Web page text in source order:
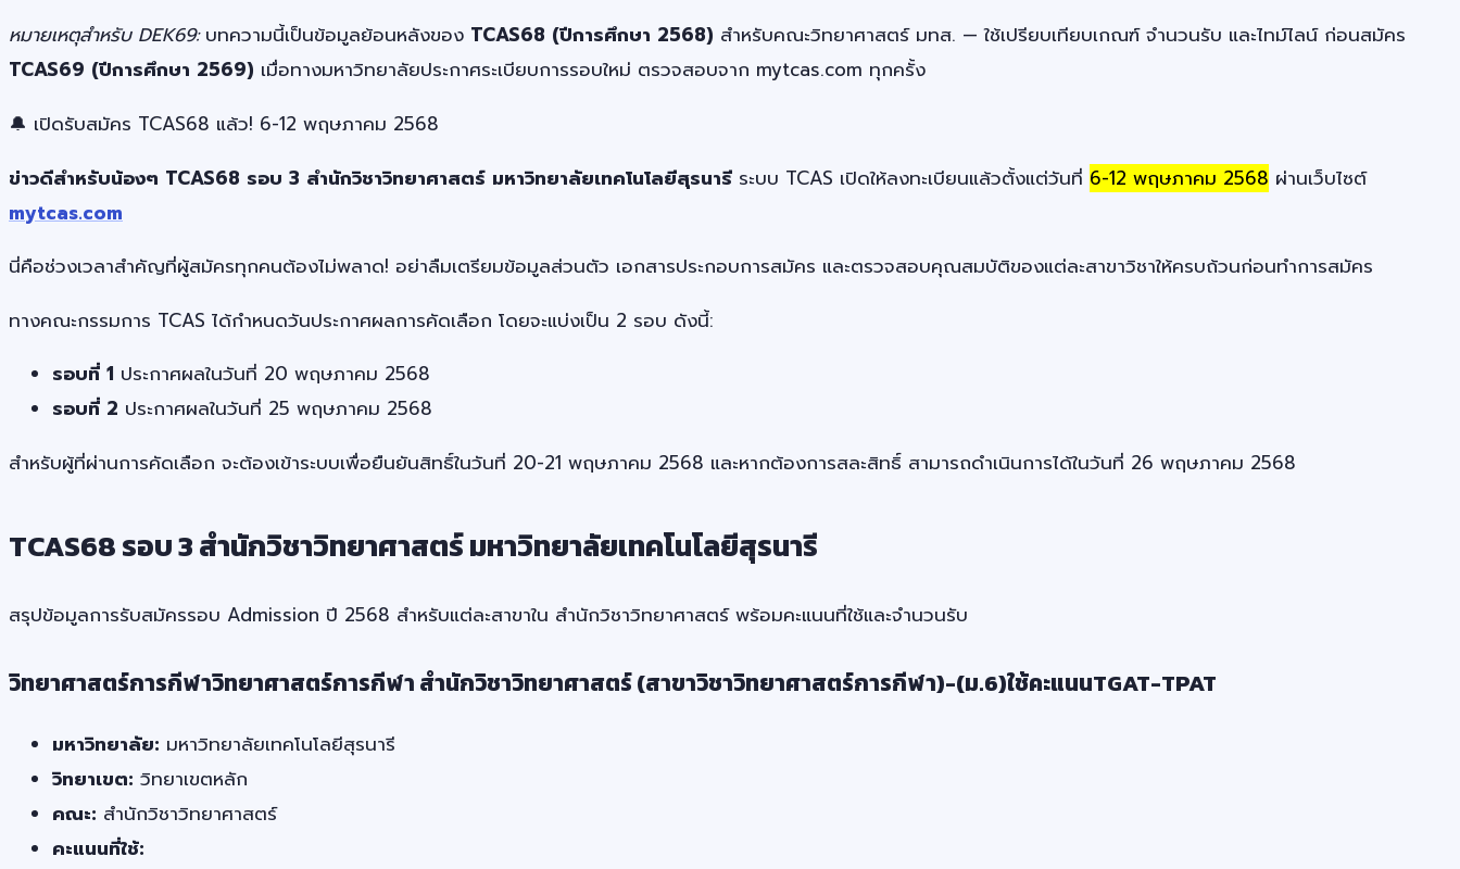
หมายเหตุสำหรับ DEK69:บทความนี้เป็นข้อมูลย้อนหลังของ TCAS68 (ปีการศึกษา 2568) สำหรับคณะวิทยาศาสตร์ มทส. — ใช้เปรียบเทียบเกณฑ์ จำนวนรับ และไทม์ไลน์ ก่อนสมัคร
TCAS69 (ปีการศึกษา 2569) เมื่อทางมหาวิทยาลัยประกาศระเบียบการรอบใหม่ ตรวจสอบจาก mytcas.com ทุกครั้ง
🔔 เปิดรับสมัคร TCAS68 แล้ว! 6-12 พฤษภาคม 2568
ข่าวดีสำหรับน้องๆ TCAS68 รอบ 3 สำนักวิชาวิทยาศาสตร์ มหาวิทยาลัยเทคโนโลยีสุรนารี ระบบ TCAS เปิดให้ลงทะเบียนแล้วตั้งแต่วันที่ 6-12 พฤษภาคม 2568 ผ่านเว็บไซต์
mytcas.com
นี่คือช่วงเวลาสำคัญที่ผู้สมัครทุกคนต้องไม่พลาด! อย่าลืมเตรียมข้อมูลส่วนตัว เอกสารประกอบการสมัคร และตรวจสอบคุณสมบัติของแต่ละสาขาวิชาให้ครบถ้วนก่อนทำการสมัคร
ทางคณะกรรมการ TCAS ได้กำหนดวันประกาศผลการคัดเลือก โดยจะแบ่งเป็น 2 รอบ ดังนี้:
รอบที่ 1 ประกาศผลในวันที่ 20 พฤษภาคม 2568
รอบที่ 2 ประกาศผลในวันที่ 25 พฤษภาคม 2568
สำหรับผู้ที่ผ่านการคัดเลือก จะต้องเข้าระบบเพื่อยืนยันสิทธิ์ในวันที่ 20-21 พฤษภาคม 2568 และหากต้องการสละสิทธิ์ สามารถดำเนินการได้ในวันที่ 26 พฤษภาคม 2568
TCAS68 รอบ 3 สำนักวิชาวิทยาศาสตร์ มหาวิทยาลัยเทคโนโลยีสุรนารี
สรุปข้อมูลการรับสมัครรอบ Admission ปี 2568 สำหรับแต่ละสาขาใน สำนักวิชาวิทยาศาสตร์ พร้อมคะแนนที่ใช้และจำนวนรับ
วิทยาศาสตร์การกีฬาวิทยาศาสตร์การกีฬา สำนักวิชาวิทยาศาสตร์ (สาขาวิชาวิทยาศาสตร์การกีฬา)-(ม.6)ใช้คะแนนTGAT-TPAT
มหาวิทยาลัย: มหาวิทยาลัยเทคโนโลยีสุรนารี
วิทยาเขต: วิทยาเขตหลัก
คณะ: สำนักวิชาวิทยาศาสตร์
คะแนนที่ใช้: